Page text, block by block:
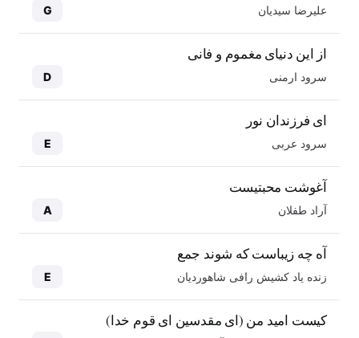
علیرضا سیدیان G
از این دنیای مغموم و فانی
سرود ارمنی D
ای فرزندان نور
سرود عربی E
آغوشت محبتیست
آراد طفلان A
آه چه زیباست که شوند جمع
زنده یاد کشیش رافی شاهوردیان E
کیست امید من (ای مقدسین ای قوم خدا)